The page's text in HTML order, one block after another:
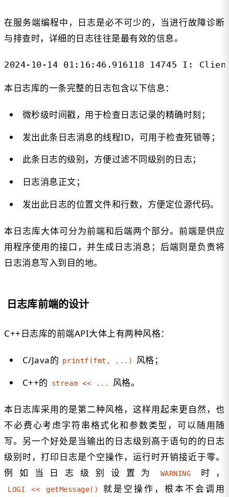
在服务端编程中，日志是必不可少的，当进行故障诊断
与排查时，详细的日志往往是最有效的信息。
2024-10-14 01:16:46.916118 14745 I:
本日志库的一条完整的日志包含以下信息：
微秒级时间戳，用于检查日志记录的精确时刻；
发出此条日志消息的线程ID，可用于检查死锁等；
此条日志的级别，方便过滤不同级别的日志；
日志消息正文；
发出此日志的位置文件和行数，方便定位源代码。
本日志库大体可分为前端和后端两个部分。前端是供应
用程序使用的接口，并生成日志消息；后端则是负责将
日志消息写入到目的地。
日志库前端的设计
C++日志库的前端API大体上有两种风格：
C/Java的 printf(fmt, ...)
风格；
C++的
stream << ... 风格。
本日志库采用的是第二种风格，这样用起来更自然，也
不必费心考虑字符串格式化和参数类型，可以随用随
写。另一个好处是当输出的日志级别高于语句的的日志
级别时，打印日志是个空操作，运行时开销接近于零。
例如当日志级别设置为
WARNING 时，
LOGI << getMessage() 就是空操作，根本不会调用